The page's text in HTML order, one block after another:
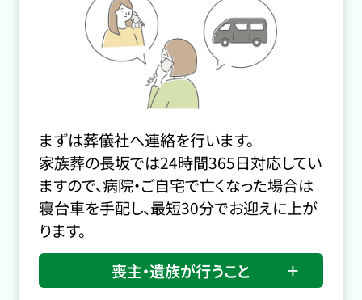
まずは葬儀社へ連絡を行います。
家族葬の長坂では24時間365日対応してい
ますので、病院・ご自宅で亡くなった場合は
寝台車を手配し、最短30分でお迎えに上が
ります。
喪主・遺族が行うこと